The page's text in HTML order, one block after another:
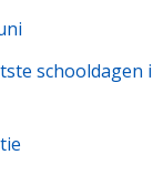
schooldagen